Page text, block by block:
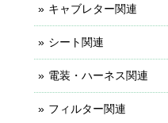
キャブレター関連
シート関連
電装・ハーネス関連
フィルター関連